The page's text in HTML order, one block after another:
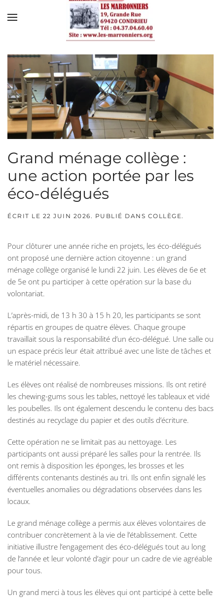
Skip to main content
Grand ménage collège :
une action portée par les
éco-délégués
ÉCRIT LE 22 JUIN 2026 . PUBLIÉ DANS COLLÈGE .
Pour clôturer une année riche en projets, les éco-délégués
ont proposé une dernière action citoyenne : un grand
ménage collège organisé le lundi 22 juin. Les élèves de 6e et
de 5e ont pu participer à cette opération sur la base du
volontariat.
L’après-midi, de 13 h 30 à 15 h 20, les participants se sont
répartis en groupes de quatre élèves. Chaque groupe
travaillait sous la responsabilité d’un éco-délégué. Une salle ou
un espace précis leur était attribué avec une liste de tâches et
le matériel nécessaire.
Les élèves ont réalisé de nombreuses missions. Ils ont retiré
les chewing-gums sous les tables, nettoyé les tableaux et vidé
les poubelles. Ils ont également descendu le contenu des bacs
destinés au recyclage du papier et des outils d’écriture.
Cette opération ne se limitait pas au nettoyage. Les
participants ont aussi préparé les salles pour la rentrée. Ils
ont remis à disposition les éponges, les brosses et les
différents contenants destinés au tri. Ils ont enfin signalé les
éventuelles anomalies ou dégradations observées dans les
locaux.
Le grand ménage collège a permis aux élèves volontaires de
contribuer concrètement à la vie de l’établissement. Cette
initiative illustre l’engagement des éco-délégués tout au long
de l’année et leur volonté d’agir pour un cadre de vie agréable
pour tous.
Un grand merci à tous les élèves qui ont participé à cette belle